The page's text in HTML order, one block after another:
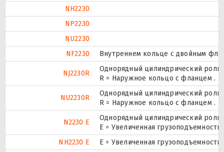
NH2230
NP2230
NU2230
NF2230
Внутреннем кольце с двойным
NJ2230R
Однорядный цилиндрический
R = Наружное кольцо с фланцем .
NU2230R
Однорядный цилиндрический
R = Наружное кольцо с фланцем .
N2230 E
Однорядный цилиндрический
Е = Увеличенная грузоподъемность.
NH2230 E
Е = Увеличенная грузоподъемность.